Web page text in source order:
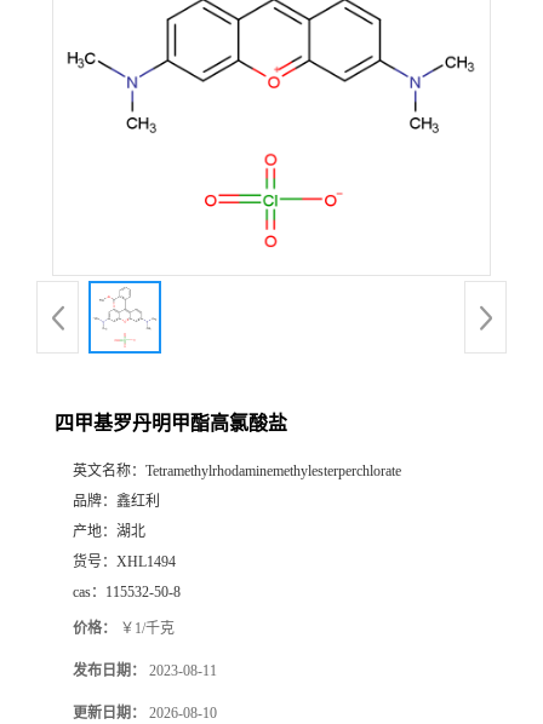
四甲基罗丹明甲酯高氯酸盐
英文名称： Tetramethylrhodaminemethylesterperchlorate
品牌： 鑫红利
产地： 湖北
货号： XHL1494
cas： 115532-50-8
价格： ￥1/千克
发布日期： 2023-08-11
更新日期： 2026-08-10